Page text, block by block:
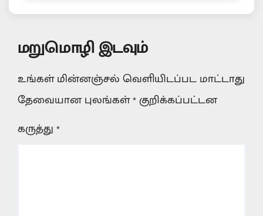
மறுமொழி இடவும்
உங்கள் மின்னஞ்சல் வெளியிடப்பட மாட்டாது
தேவையான புலங்கள்*குறிக்கப்பட்டன
கருத்து*